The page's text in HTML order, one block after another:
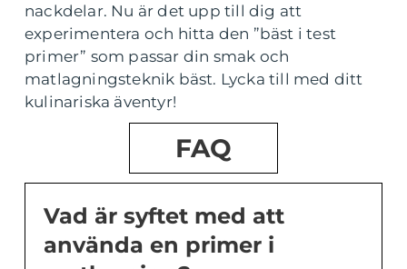
nackdelar. Nu är det upp till dig att
experimentera och hitta den ”bäst i test
primer” som passar din smak och
matlagningsteknik bäst. Lycka till med ditt
kulinariska äventyr!
FAQ
Vad är syftet med att
använda en primer i